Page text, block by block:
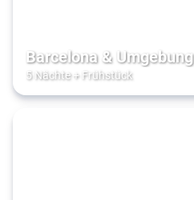
Barcelona & Umgebung
5 Nächte+ Frühstück